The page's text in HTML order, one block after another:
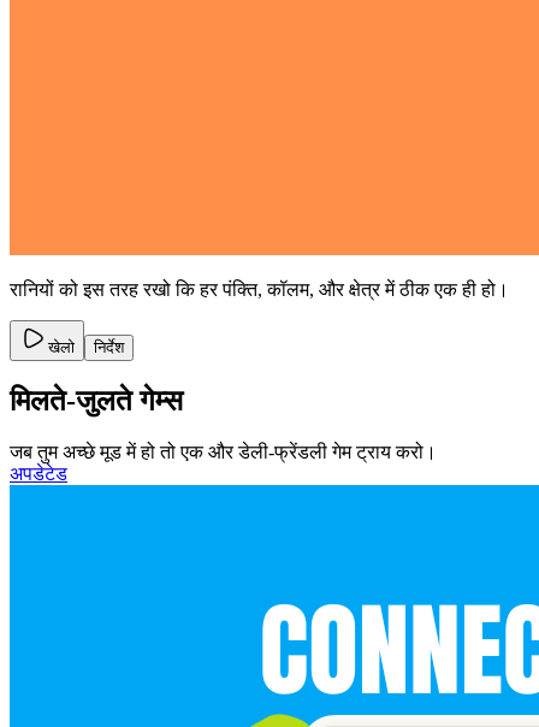
रानियों को इस तरह रखो कि हर पंक्ति, कॉलम, और क्षेत्र में ठीक एक ही हो।
खेलो निर्देश
मिलते-जुलते गेम्स
जब तुम अच्छे मूड में हो तो एक और डेली-फ्रेंडली गेम ट्राय करो।
अपडेटेड